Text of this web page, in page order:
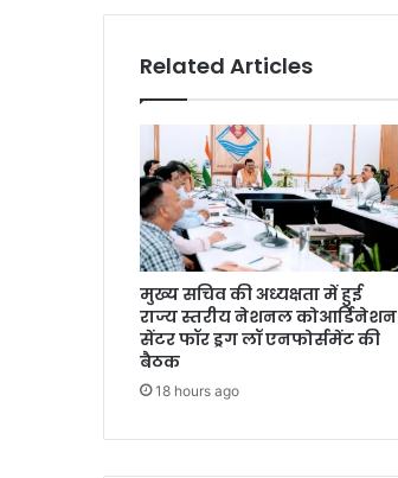
Related Articles
मुख्य सचिव की अध्यक्षता में हुई
राज्य स्तरीय नेशनल कोआर्डिनेशन
सेंटर फॉर ड्रग लॉ एनफोर्समेंट की
बैठक
18 hours ago